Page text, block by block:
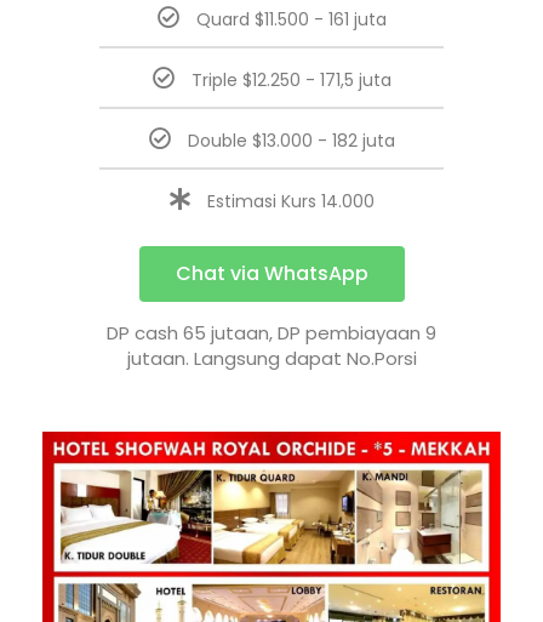
Quard $11.500 - 161 juta
Triple $12.250 - 171,5 juta
Double $13.000 - 182 juta
Estimasi Kurs 14.000
Chat via WhatsApp
DP cash 65 jutaan, DP pembiayaan 9
jutaan. Langsung dapat No.Porsi